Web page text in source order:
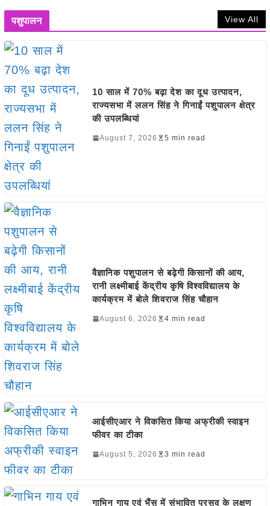
पशुपालन View All
10 साल में 70% बढ़ा देश का दूध उत्पादन,
राज्यसभा में ललन सिंह ने गिनाईं पशुपालन क्षेत्र
की उपलब्धियां
August 7, 2026 5 min read
वैज्ञानिक पशुपालन से बढ़ेगी किसानों की आय,
रानी लक्ष्मीबाई केंद्रीय कृषि विश्वविद्यालय के
कार्यक्रम में बोले शिवराज सिंह चौहान
August 6, 2026 4 min read
आईसीएआर ने विकसित किया अफ्रीकी स्वाइन
फीवर का टीका
August 5, 2026 3 min read
गाभिन गाय एवं भैंस में संभावित प्रसव के लक्षण